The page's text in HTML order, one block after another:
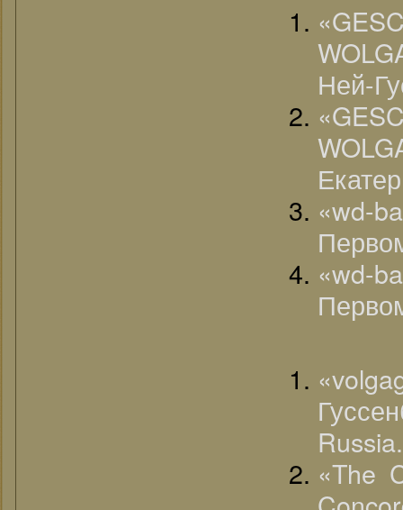
Ней-
«wd-
«wd-
Russia.
«The